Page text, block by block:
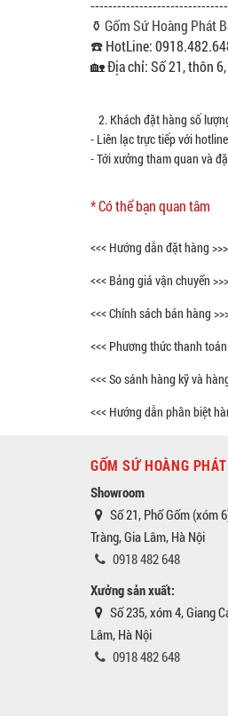
⚱️ Gốm Sứ Hoàng Phát
☎️ HotLine:
🏡 Địa chỉ: Số 21, thôn 6,
2. Khách đặt hàng số
- Liên lạc trực tiếp với hotline
- Tới xưởng tham quan và
* Có thể bạn quan tâm
<<< Hướng dẫn đặt hàng >>>
<<< Bảng giá vận chuyển >>>
<<< Chính sách bán hàng
<<< Phương thức thanh toán
<<< So sánh hàng kỹ và
<<< Hướng dẫn phân biệt
GỐM SỨ HOÀNG
Showroom
Số 21, Phố Gốm (xóm
Tràng, Gia Lâm, Hà Nội
0918 482 648
Xưởng sản xuất:
Số 235, xóm 4, Giang
Lâm, Hà Nội
0918 482 648